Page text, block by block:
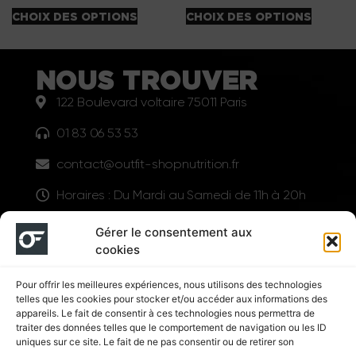
Gérer le consentement aux
cookies
Pour offrir les meilleures expériences, nous utilisons des technologies
telles que les cookies pour stocker et/ou accéder aux informations des
appareils. Le fait de consentir à ces technologies nous permettra de
traiter des données telles que le comportement de navigation ou les ID
uniques sur ce site. Le fait de ne pas consentir ou de retirer son
CHOIX DES OPTIONS CHOIX DES OPTIONS
NOUS TROUVER
122 Boulevard voltaire 75011 Paris
01 83 06 53 53
contact@outfit-shopnutrition.fr
Horaires : Du Mardi au Samedi de 11h à 20h
LIENS UTILES